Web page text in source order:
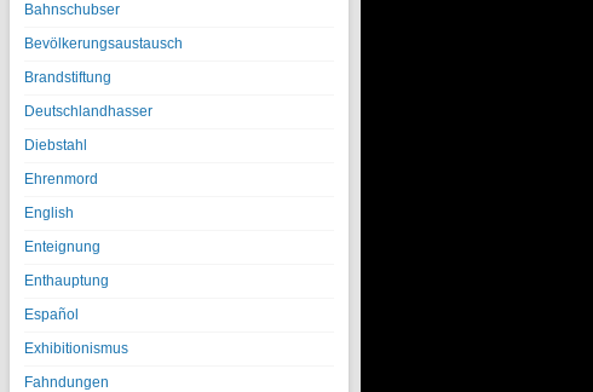
Bahnschubser
Bevölkerungsaustausch
Brandstiftung
Deutschlandhasser
Diebstahl
Ehrenmord
English
Enteignung
Enthauptung
Español
Exhibitionismus
Fahndungen